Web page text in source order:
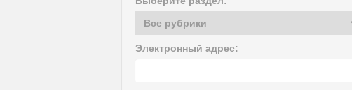
Электронный адрес: